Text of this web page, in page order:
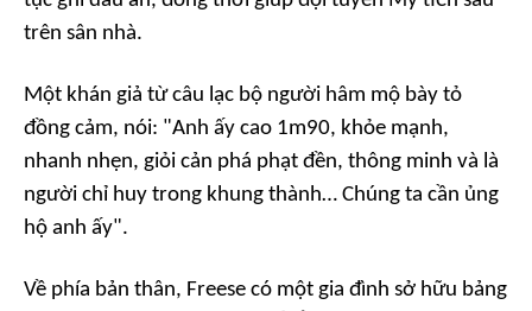
trên sân nhà.
Một khán giả từ câu lạc bộ người hâm mộ bày tỏ
đồng cảm, nói: "Anh ấy cao 1m90, khỏe mạnh,
nhanh nhẹn, giỏi cản phá phạt đền, thông minh và là
người chỉ huy trong khung thành… Chúng ta cần ủng
hộ anh ấy".
Về phía bản thân, Freese có một gia đình sở hữu bảng